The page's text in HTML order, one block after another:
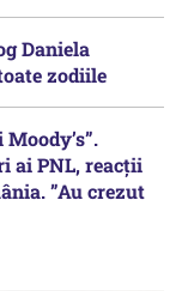
Daniela
zodiile
ai PNL, reacții
”Au crezut